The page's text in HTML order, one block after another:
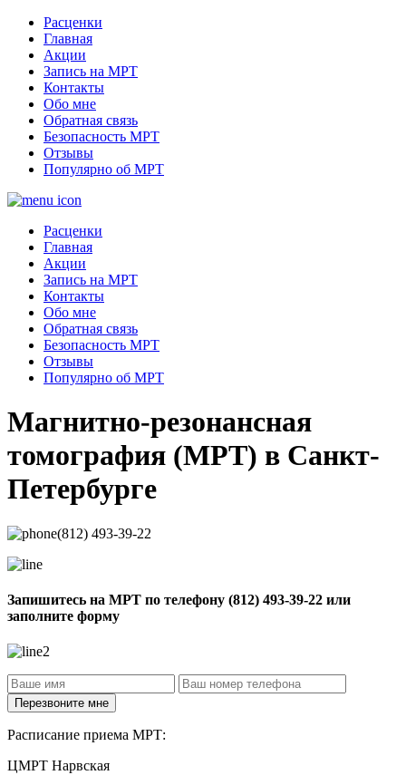
Расценки
Главная
Акции
Запись на МРТ
Контакты
Обо мне
Обратная связь
Безопасность МРТ
Отзывы
Популярно об МРТ
Расценки
Главная
Акции
Запись на МРТ
Контакты
Обо мне
Обратная связь
Безопасность МРТ
Отзывы
Популярно об МРТ
Магнитно-резонансная
томография (МРТ) в Санкт-
Петербурге
(812) 493-39-22
Запишитесь на МРТ по телефону (812) 493-39-22 или
заполните форму
Расписание приема МРТ:
ЦМРТ Нарвская